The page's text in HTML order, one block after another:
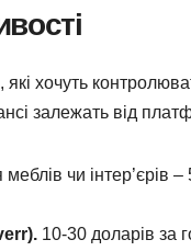
хочуть
залежать від
чи інтер’єрів
10-30 доларів за